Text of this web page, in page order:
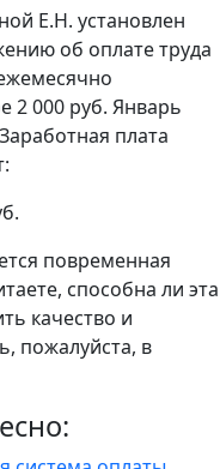
Е.Н. установлен
об оплате труда
2 000 руб. Январь
плата
повременная
способна ли эта
качество и
пожалуйста, в